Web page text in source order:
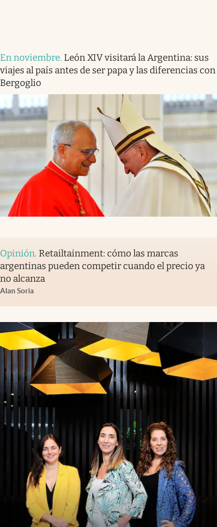
En noviembre. León XIV visitará la Argentina: sus
viajes al país antes de ser papa y las diferencias con
Bergoglio
Opinión. Retailtainment: cómo las marcas
argentinas pueden competir cuando el precio ya
no alcanza
Alan Soria